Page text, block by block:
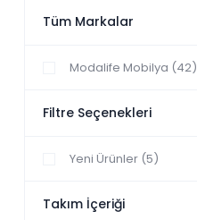
Tüm Markalar
Modalife Mobilya (42)
Filtre Seçenekleri
Yeni Ürünler (5)
Takım İçeriği